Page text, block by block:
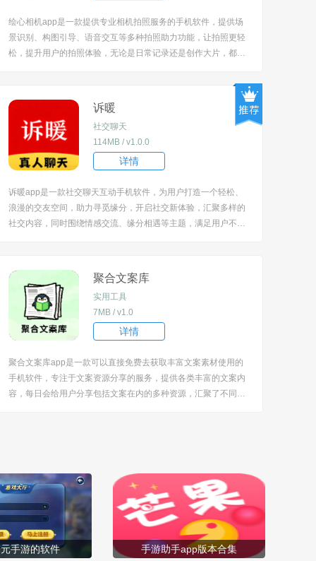
绘心相机app是一款提供专业相机拍照服务的手机软件，提供场
景识别、构图引导、语音交互等多种拍照助力功能，让拍照更轻
松，提升用户的拍照体验，无论是日常记录还是创作大片，都能
件特色[/title] 1、能...
诉暖
社交聊天
114MB / v1.0.0
详情
诉暖app是一款社交聊天互动手机软件，为用户打造一个轻松、
浪漫的交友空间，助力寻觅缘分，开启社交新体验，汇聚多样的
社交内容，同时围绕情感交流、缘分相遇等主题，满足用户不同
社交对象，用户可...
聚合文案库
实用工具
7MB / v1.0
详情
聚合文案库app是一款可以直接免费去获取丰富文案素材使用的
手机软件，专注于文案资源分享的服务，提供各类丰富的文案内
容，每日会给用户分享包括文案在内的多种资源，汇聚了不同类
手游的软件 手游助手app版本合集